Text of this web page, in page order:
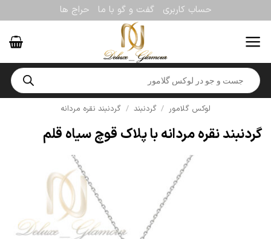
to
content
حساب کاربری گفت و گو با ما حراج ها
Products
search
لوکس گلامور / گردنبند / گردنبند نقره مردانه
گردنبند نقره مردانه با پلاک قوچ سیاه قلم